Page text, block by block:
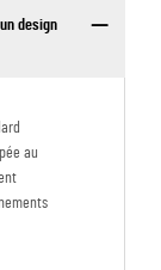
design
au